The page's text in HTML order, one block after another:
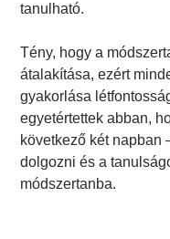
tanulható.
Tény, hogy a
átalakítása, ezért
gyakorlása
egyetértettek abban,
következő két napban
dolgozni és a
módszertanba.